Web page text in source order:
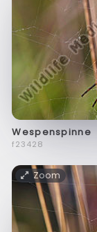
Wespenspinne
f23428
Zoom